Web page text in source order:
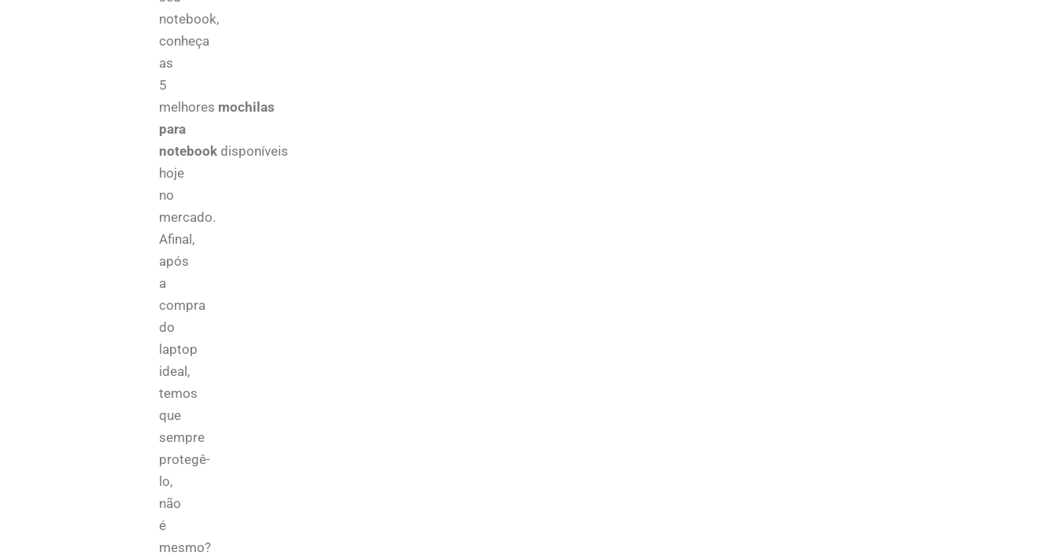
notebook,
conheça
as
5
melhores mochilas
para
notebookdisponíveis
hoje
no
mercado.
Afinal,
após
a
compra
do
laptop
ideal,
temos
que
sempre
protegê-
lo,
não
é
mesmo?